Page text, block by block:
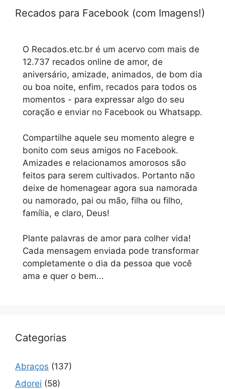
Recados para Facebook (com Imagens!)
O Recados.etc.br é um acervo com mais de
12.737 recados online de amor, de
aniversário, amizade, animados, de bom dia
ou boa noite, enfim, recados para todos os
momentos - para expressar algo do seu
coração e enviar no Facebook ou Whatsapp.
Compartilhe aquele seu momento alegre e
bonito com seus amigos no Facebook.
Amizades e relacionamos amorosos são
feitos para serem cultivados. Portanto não
deixe de homenagear agora sua namorada
ou namorado, pai ou mão, filha ou filho,
família, e claro, Deus!
Plante palavras de amor para colher vida!
Cada mensagem enviada pode transformar
completamente o dia da pessoa que você
ama e quer o bem...
Categorias
Abraços (137)
Adorei (58)